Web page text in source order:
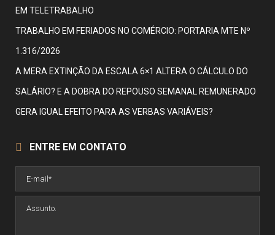
EM TELETRABALHO
TRABALHO EM FERIADOS NO COMÉRCIO: PORTARIA MTE Nº
1.316/2026
A MERA EXTINÇÃO DA ESCALA 6×1 ALTERA O CÁLCULO DO
SALÁRIO? E A DOBRA DO REPOUSO SEMANAL REMUNERADO
GERA IGUAL EFEITO PARA AS VERBAS VARIÁVEIS?
ENTRE EM CONTATO